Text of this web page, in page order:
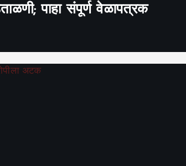
पाहा संपूर्ण वेळापत्रक